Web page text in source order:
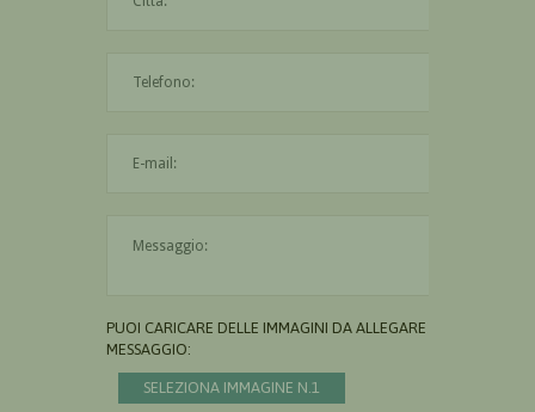
PUOI CARICARE DELLE IMMAGINI DA ALLEGARE AL
MESSAGGIO:
SELEZIONA IMMAGINE N.1